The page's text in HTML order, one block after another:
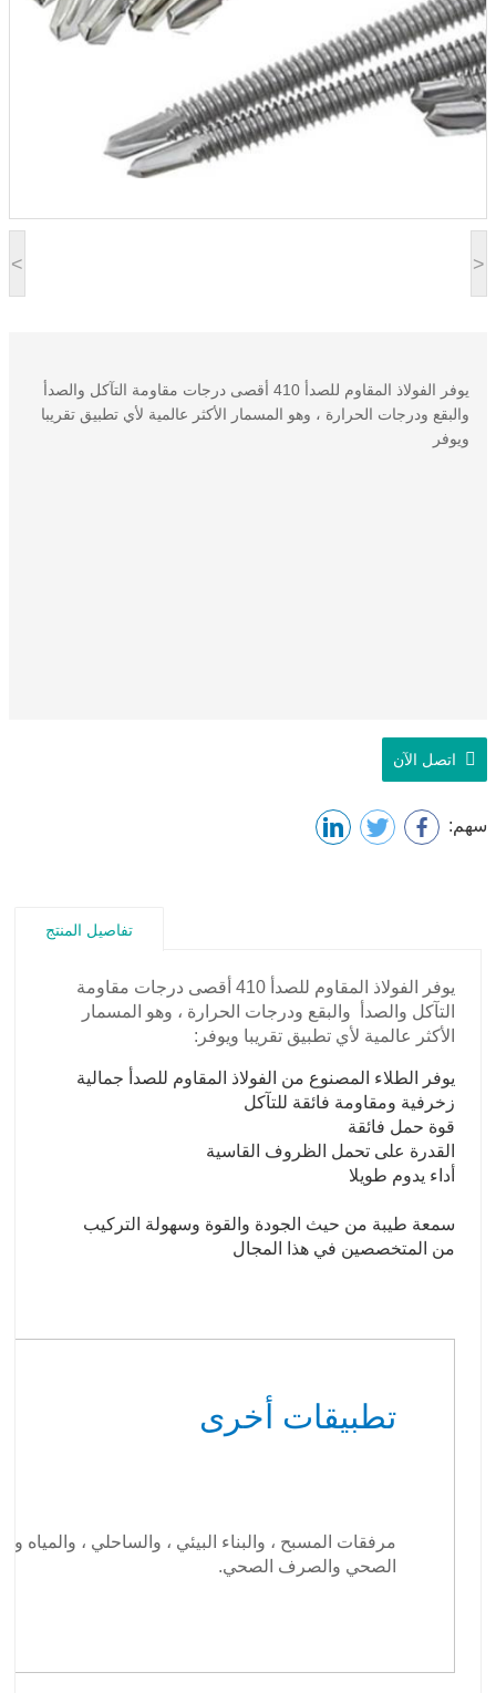
< >
يوفر الفولاذ المقاوم للصدأ 410 أقصى درجات مقاومة التآكل والصدأ
والبقع ودرجات الحرارة ، وهو المسمار الأكثر عالمية لأي تطبيق تقريبا
ويوفر
اتصل الآن
سهم:
تفاصيل المنتج
يوفر الفولاذ المقاوم للصدأ 410 أقصى درجات مقاومة
التآكل والصدأ والبقع ودرجات الحرارة ، وهو المسمار
الأكثر عالمية لأي تطبيق تقريبا ويوفر:
يوفر الطلاء المصنوع من الفولاذ المقاوم للصدأ جمالية
زخرفية ومقاومة فائقة للتآكل
قوة حمل فائقة
القدرة على تحمل الظروف القاسية
أداء يدوم طويلا
سمعة طيبة من حيث الجودة والقوة وسهولة التركيب
من المتخصصين في هذا المجال
تطبيقات أخرى
مرفقات المسبح ، والبناء البيئي ، والساحلي ، والمياه
الصحي والصرف الصحي.